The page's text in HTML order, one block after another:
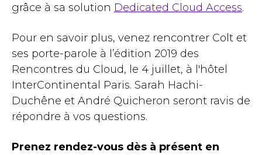
grâce à sa solution Dedicated Cloud Access.
Pour en savoir plus, venez rencontrer Colt et
ses porte-parole à l’édition 2019 des
Rencontres du Cloud, le 4 juillet, à l'hôtel
InterContinental Paris. Sarah Hachi-
Duchêne et André Quicheron seront ravis de
répondre à vos questions.
Prenez rendez-vous dès à présent en